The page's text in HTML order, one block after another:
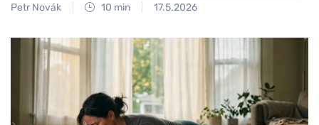
Petr Novák 10 min 17.5.2026